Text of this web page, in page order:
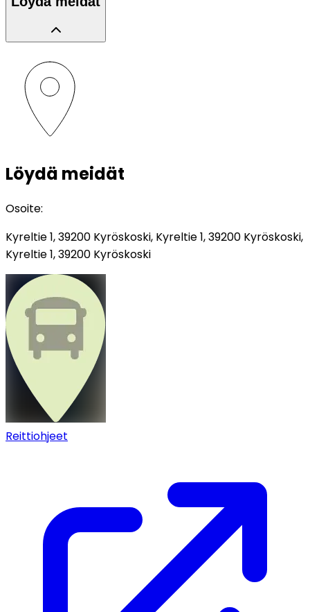
Löydä meidät
Osoite:
Kyreltie 1, 39200 Kyröskoski, Kyreltie 1, 39200 Kyröskoski,
Kyreltie 1, 39200 Kyröskoski
Reittiohjeet